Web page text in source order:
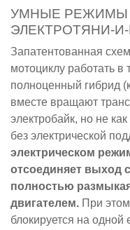
УМНЫЕ РЕЖИМЫ
ЭЛЕКТРОТЯНИ-И-
Запатентованная
мотоциклу работать в
полноценный гибрид
вместе вращают
электробайк, но не
без электрической
электрическом
отсоединяет выход
полностью
двигателем. При
блокируется на одной